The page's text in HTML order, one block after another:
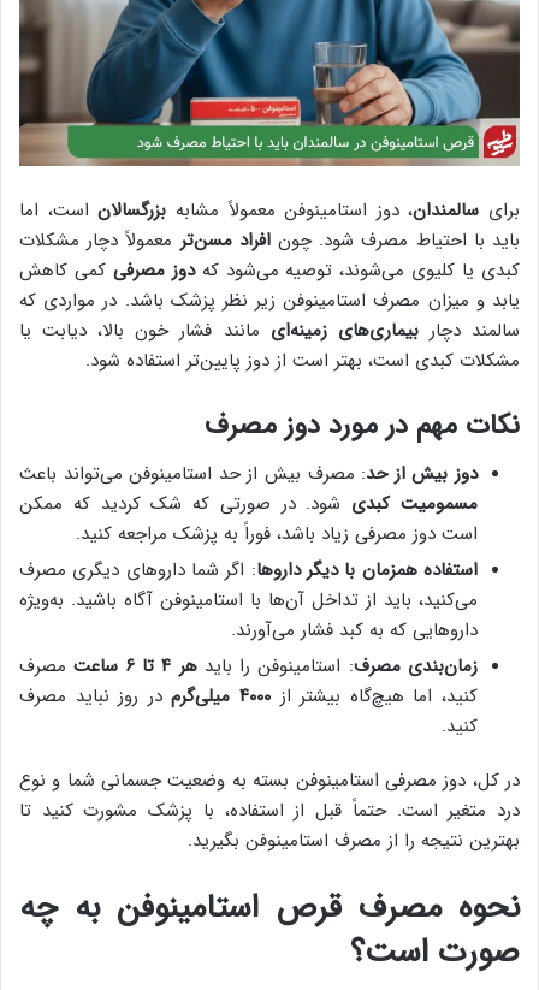
برای سالمندان، دوز استامینوفن معمولاً مشابه بزرگسالاناست، اما
باید با احتیاط مصرف شود. چونافراد مسن‌تر معمولاً دچار مشکلات
کبدی یا کلیوی می‌شوند، توصیه می‌شود کهدوز مصرفی کمی کاهش
یابد و میزان مصرف استامینوفن زیر نظر پزشک باشد. در مواردی که
سالمند دچاربیماری‌های زمینه‌ای مانند فشار خون بالا، دیابت یا
مشکلات کبدی است، بهتر است از دوز پایین‌تر استفاده شود.
نکات مهم در مورد دوز مصرف
دوز بیش از حد: مصرف بیش از حد استامینوفن می‌تواند باعث
مسمومیت کبدی شود. در صورتی که شک کردید که ممکن
است دوز مصرفی زیاد باشد، فوراً به پزشک مراجعه کنید.
استفاده همزمان با دیگر داروها: اگر شما داروهای دیگری مصرف
می‌کنید، باید از تداخل آن‌ها با استامینوفن آگاه باشید. به‌ویژه
داروهایی که به کبد فشار می‌آورند.
زمان‌بندی مصرف: استامینوفن را بایدهر ۴ تا ۶ ساعت
مصرف
کنید، اما هیچ‌گاه بیشتر از ۴۰۰۰ میلی‌گرم
در روز نباید مصرف
کنید.
در کل، دوز مصرفی استامینوفن بسته به وضعیت جسمانی شما و نوع
درد متغیر است. حتماً قبل از استفاده، با پزشک مشورت کنید تا
بهترین نتیجه را از مصرف استامینوفن بگیرید.
نحوه مصرف قرص استامینوفن به چه
صورت است؟